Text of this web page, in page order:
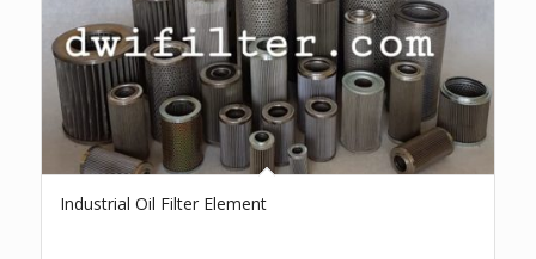
Industrial Oil Filter Element